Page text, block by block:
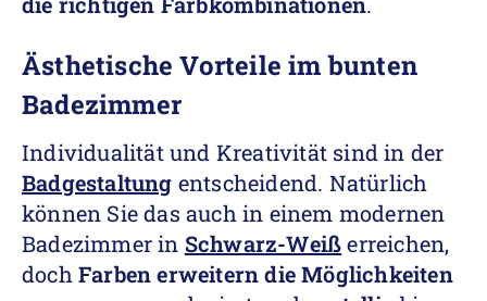
Ästhetische Vorteile im bunten
Badezimmer
Individualität und Kreativität sind in der
Badgestaltung entscheidend. Natürlich
können Sie das auch in einem modernen
Badezimmer in Schwarz-Weißerreichen,
doch Farben erweitern die Möglichkeiten